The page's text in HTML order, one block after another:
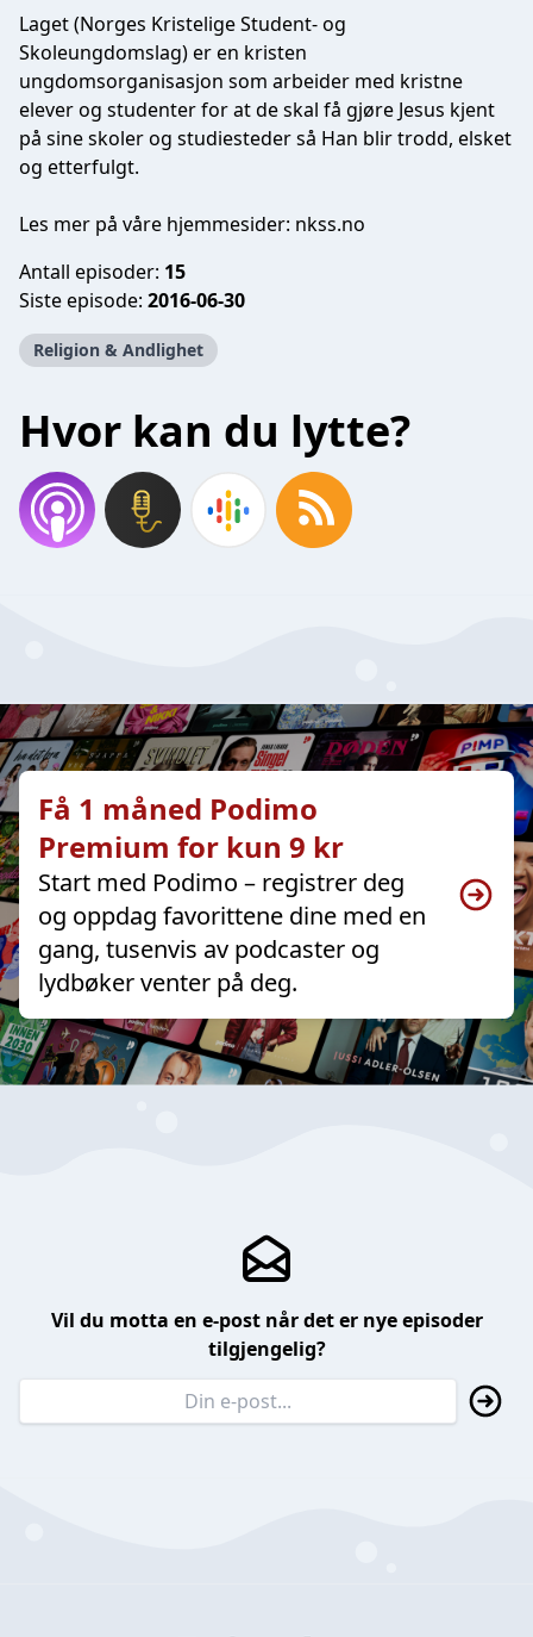
Laget (Norges Kristelige Student- og
Skoleungdomslag) er en kristen
ungdomsorganisasjon som arbeider med kristne
elever og studenter for at de skal få gjøre Jesus kjent
på sine skoler og studiesteder så Han blir trodd, elsket
og etterfulgt.
Les mer på våre hjemmesider: nkss.no
Antall episoder: 15
Siste episode: 2016-06-30
Religion & Andlighet
Hvor kan du lytte?
Få 1 måned Podimo
Premium for kun 9 kr
Start med Podimo – registrer deg
og oppdag favorittene dine med en
gang, tusenvis av podcaster og
lydbøker venter på deg.
Vil du motta en e-post når det er nye episoder
tilgjengelig?